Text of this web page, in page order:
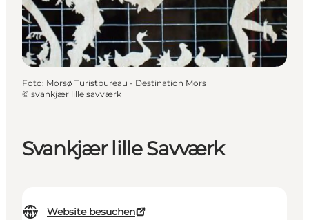
Planen Sie Ihre Reise
Svankjær lille Savværk
Website besuchen
Foto: Morsø Turistbureau - Destination Mors
© svankjær lille savværk